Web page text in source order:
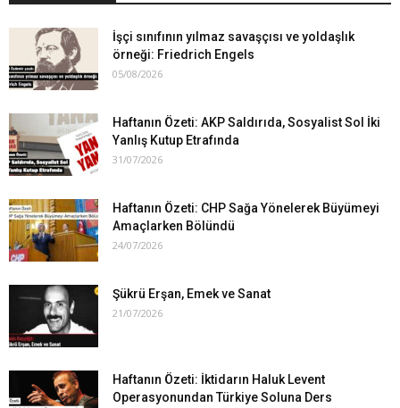
İşçi sınıfının yılmaz savaşçısı ve yoldaşlık
örneği: Friedrich Engels
05/08/2026
Haftanın Özeti: AKP Saldırıda, Sosyalist Sol İki
Yanlış Kutup Etrafında
31/07/2026
Haftanın Özeti: CHP Sağa Yönelerek Büyümeyi
Amaçlarken Bölündü
24/07/2026
Şükrü Erşan, Emek ve Sanat
21/07/2026
Haftanın Özeti: İktidarın Haluk Levent
Operasyonundan Türkiye Soluna Ders